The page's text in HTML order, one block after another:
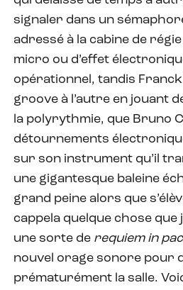
signaler dans un
adressé à la cabine de
micro ou d’effet
opérationnel, tandis Franck
groove à l’autre en jouant
la polyrythmie, que Bruno
détournements
sur son instrument qu’il
une gigantesque baleine
grand peine alors que
cappela quelque chose
une sorte de requiem in
nouvel orage sonore pour
prématurément la salle.